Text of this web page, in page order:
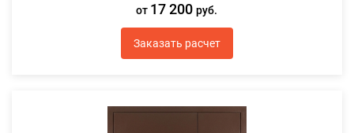
от 17 200руб.
Заказать расчет